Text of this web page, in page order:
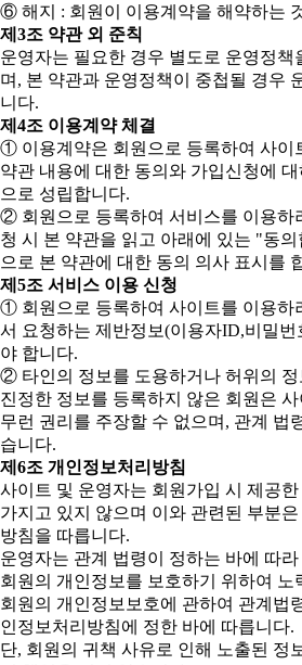
⑥ 해지 : 회원이 이용계약을 해약하는
제3조 약관 외 준칙
운영자는 필요한 경우 별도로 운영정책
며, 본 약관과 운영정책이 중첩될 경우
니다.
제4조 이용계약 체결
① 이용계약은 회원으로 등록하여 사이
약관 내용에 대한 동의와 가입신청에
으로 성립합니다.
② 회원으로 등록하여 서비스를 이용하
청 시 본 약관을 읽고 아래에 있는 "동
으로 본 약관에 대한 동의 의사 표시를
제5조 서비스 이용 신청
① 회원으로 등록하여 사이트를 이용하
서 요청하는 제반정보(이용자ID,비밀번
야 합니다.
② 타인의 정보를 도용하거나 허위의 정
진정한 정보를 등록하지 않은 회원은
무런 권리를 주장할 수 없으며, 관계 법
습니다.
제6조 개인정보처리방침
사이트 및 운영자는 회원가입 시 제공
가지고 있지 않으며 이와 관련된 부분
방침을 따릅니다.
운영자는 관계 법령이 정하는 바에 따
회원의 개인정보를 보호하기 위하여 노
회원의 개인정보보호에 관하여 관계법
인정보처리방침에 정한 바에 따릅니다.
단, 회원의 귀책 사유로 인해 노출된 정